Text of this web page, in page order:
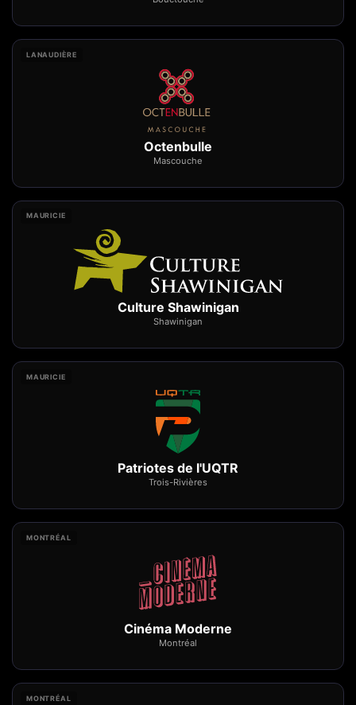
LANAUDIÈRE
Octenbulle
Mascouche
MAURICIE
Culture Shawinigan
Shawinigan
MAURICIE
Patriotes de l'UQTR
Trois-Rivières
MONTRÉAL
Cinéma Moderne
Montréal
MONTRÉAL